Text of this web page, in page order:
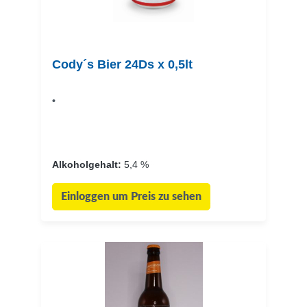
Cody´s Bier 24Ds x 0,5lt
•
Alkoholgehalt: 5,4 %
Einloggen um Preis zu sehen